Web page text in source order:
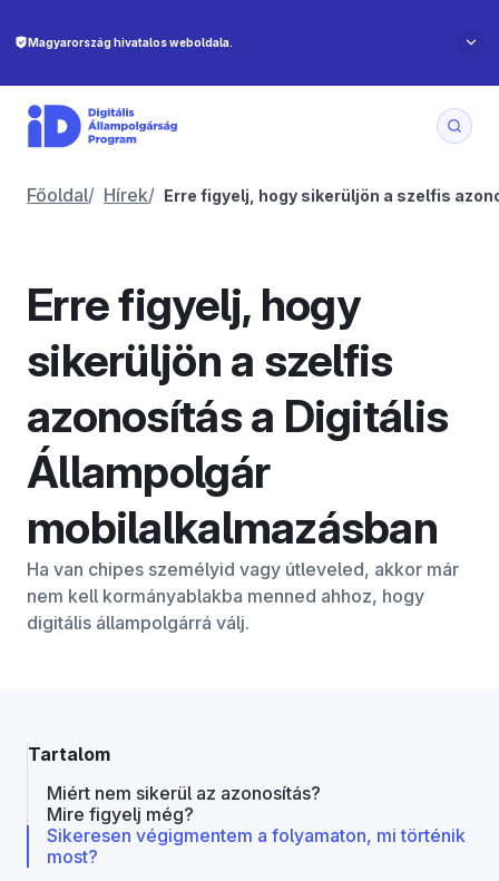
Főoldal/ Hírek/ Erre figyelj, hogy sikerüljön a szelfis
Erre figyelj, hogy
sikerüljön a szelfis
azonosítás a Digitális
Állampolgár
mobilalkalmazásban
Ha van chipes személyid vagy útleveled, akkor már
nem kell kormányablakba menned ahhoz, hogy
digitális állampolgárrá válj.